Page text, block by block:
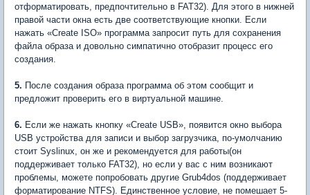
отформатировать, предпочтительно в FAT32). Для этого в нижней
правой части окна есть две соответствующие кнопки. Если
нажать «Create ISO» программа запросит путь для сохранения
файла образа и довольно симпатично отобразит процесс его
создания.
5. После создания образа программа об этом сообщит и
предложит проверить его в виртуальной машине.
6. Если же нажать кнопку «Create USB», появится окно выбора
USB устройства для записи и выбор загрузчика, по-умолчанию
стоит Syslinux, он же и рекомендуется для работы(он
поддерживает только FAT32), но если у вас с ним возникают
проблемы, можете попробовать другие Grub4dos (поддерживает
форматирование NTFS). Единственное условие, не помешает 5-